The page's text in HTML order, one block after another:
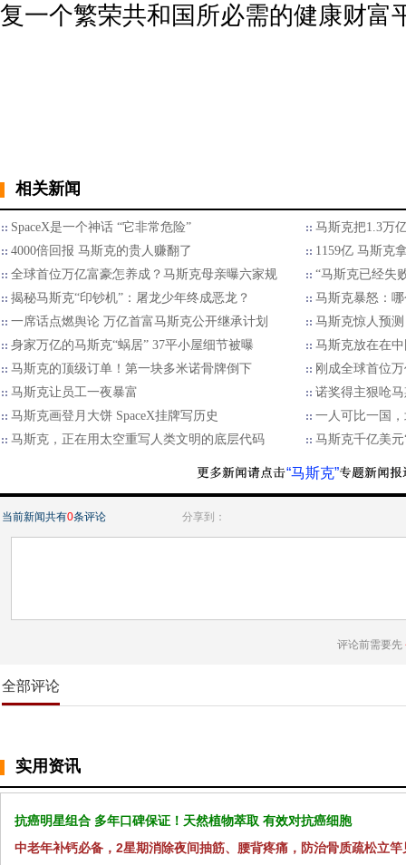
复一个繁荣共和国所必需的健康财富
相关新闻
SpaceX是一个神话 “它非常危险”
马斯克把1.3万
4000倍回报 马斯克的贵人赚翻了
1159亿 马斯克
全球首位万亿富豪怎养成？马斯克母亲曝六家规
“马斯克已经失
揭秘马斯克“印钞机”：屠龙少年终成恶龙？
马斯克暴怒：
一席话点燃舆论 万亿首富马斯克公开继承计划
马斯克惊人预测
身家万亿的马斯克“蜗居” 37平小屋细节被曝
马斯克放在在
马斯克的顶级订单！第一块多米诺骨牌倒下
刚成全球首位
马斯克让员工一夜暴富
诺奖得主狠呛
马斯克画登月大饼 SpaceX挂牌写历史
一人可比一国
马斯克，正在用太空重写人类文明的底层代码
马斯克千亿美
“马斯克”
当前新闻共有0条评论 分享到：
评论前需要先
全部评论
实用资讯
抗癌明星组合 多年口碑保证！天然植物萃取 有效对抗癌细胞
中老年补钙必备，2星期消除夜间抽筋、腰背疼痛，防治骨质疏松立竿